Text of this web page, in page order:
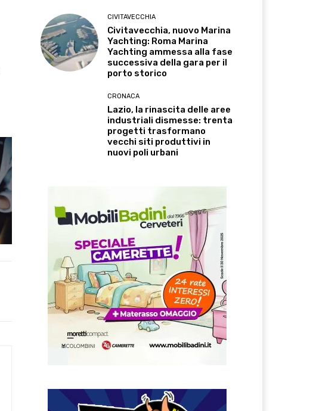
CIVITAVECCHIA
Civitavecchia, nuovo Marina
Yachting: Roma Marina
Yachting ammessa alla fase
successiva della gara per il
porto storico
CRONACA
Lazio, la rinascita delle aree
industriali dismesse: trenta
progetti trasformano
vecchi siti produttivi in
nuovi poli urbani